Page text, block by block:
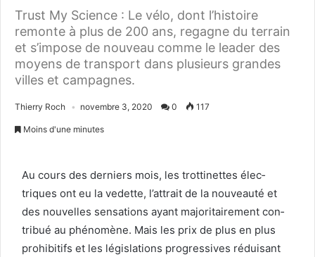
Trust My Science : Le vélo, dont l’histoire
remonte à plus de 200 ans, regagne du terrain
et s’impose de nouveau comme le leader des
moyens de transport dans plusieurs grandes
villes et campagnes.
Thierry Roch novembre 3, 2020 0 117
Moins d'une minutes
Au cours des derniers mois, les trot­tinettes élec­
triques ont eu la vedette, l’attrait de la nou­veauté et
des nou­velles sen­sa­tions ayant majori­taire­ment con­
tribué au phénomène. Mais les prix de plus en plus
pro­hibitifs et les lég­is­la­tions pro­gres­sives réduisant